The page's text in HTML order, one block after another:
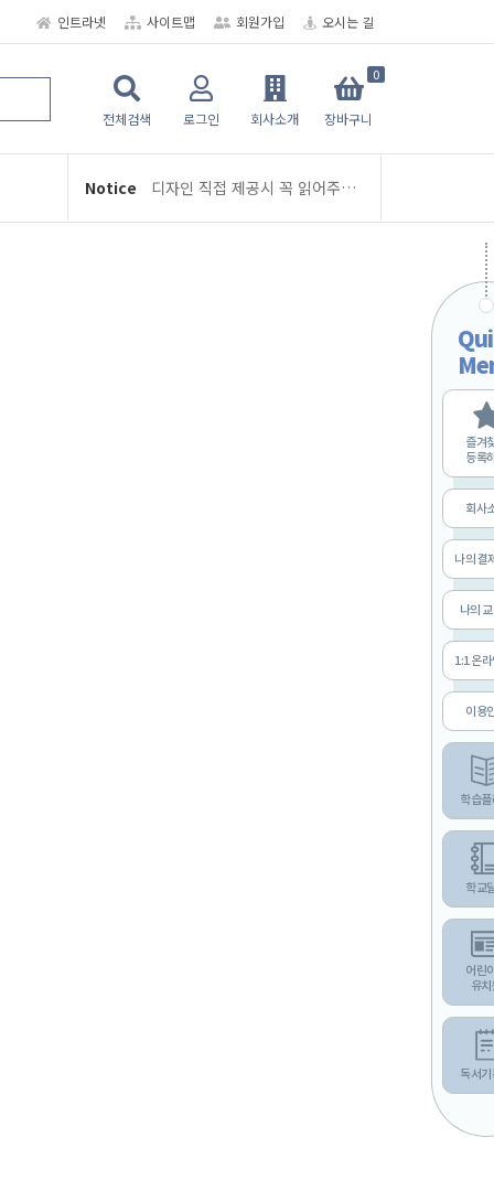
인트라넷 사이트맵 회원가입 오시는 길
★ 6공 다이어리/디자인/인덱스 뉴-스터디플래
전체검색 로그인 회사소개 장바구니
0
Notice
여름휴가 휴무 안내 (8/3 ~ 8/5)
디자인 직접 제공시 꼭 읽어주세요
학교인쇄통 주문 및 제작 관련 안내
2026년 2월 배송 일정
즐겨
등록
회사
나의 결
나의
1:1 온
이용
학습
학교
어린
유
독서